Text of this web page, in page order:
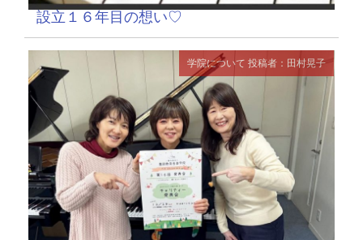
設立１６年目の想い♡
学院について 投稿者：田村晃子